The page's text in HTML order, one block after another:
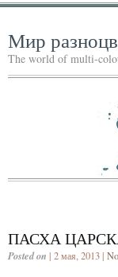
Мир
The world of multi-
ПАСХА
Posted on | 2 мая, 2013 |